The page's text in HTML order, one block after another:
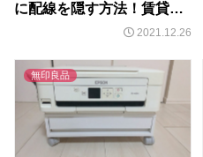
に配線を隠す方法！賃貸で
も壁紙は剥がれない2021.12.26
無印良品